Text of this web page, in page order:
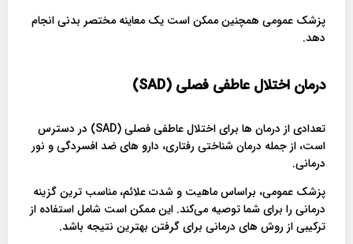
پزشک عمومی همچنین ممکن است یک معاینه مختصر بدنی انجام
دهد.
درمان اختلال عاطفی فصلی (SAD)
تعدادی از درمان ها برای اختلال عاطفی فصلی (SAD) در دسترس
است، از جمله درمان شناختی رفتاری، دارو های ضد افسردگی و نور
درمانی.
پزشک عمومی، براساس ماهیت و شدت علائم، مناسب ترین گزینه
درمانی را برای شما توصیه می‌کند. این ممکن است شامل استفاده از
ترکیبی از روش های درمانی برای گرفتن بهترین نتیجه باشد.